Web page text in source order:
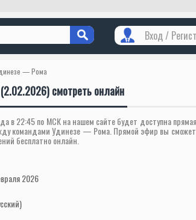
Вход /
— Рома
смотреть онлайн
в 22:45 по МСК на нашем сайте будет доступна
командами Удинезе — Рома. Прямой эфир вы
бесплатно онлайн.
2026